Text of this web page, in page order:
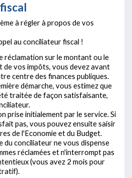
à régler à propos de vos
au conciliateur fiscal !
réclamation sur le montant ou le
de vos impôts, vous devez avant
centre des finances publiques.
démarche, vous estimez que
traitée de façon satisfaisante,
prise initialement par le service. Si
pas, vous pouvez ensuite saisir
de l'Economie et du Budget.
du conciliateur ne vous dispense
réclamées et n'interrompt pas
(vous avez 2 mois pour